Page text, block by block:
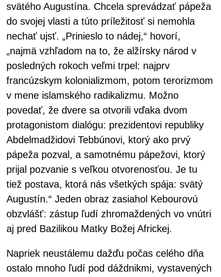
svätého Augustína. Chcela sprevádzať pápeža
do svojej vlasti a túto príležitosť si nemohla
nechať ujsť. „Prinieslo to nádej,“ hovorí,
„najmä vzhľadom na to, že alžírsky národ v
posledných rokoch veľmi trpel: najprv
francúzskym kolonializmom, potom terorizmom
v mene islamského radikalizmu. Možno
povedať, že dvere sa otvorili vďaka dvom
protagonistom dialógu: prezidentovi republiky
Abdelmadžidovi Tebbúnovi, ktorý ako prvý
pápeža pozval, a samotnému pápežovi, ktorý
prijal pozvanie s veľkou otvorenosťou. Je tu
tiež postava, ktorá nás všetkých spája: svätý
Augustín.“ Jeden obraz zasiahol Kebourovú
obzvlášť: zástup ľudí zhromaždených vo vnútri
aj pred Bazilikou Matky Božej Africkej.
Napriek neustálemu dažďu počas celého dňa
ostalo mnoho ľudí pod dáždnikmi, vystavených